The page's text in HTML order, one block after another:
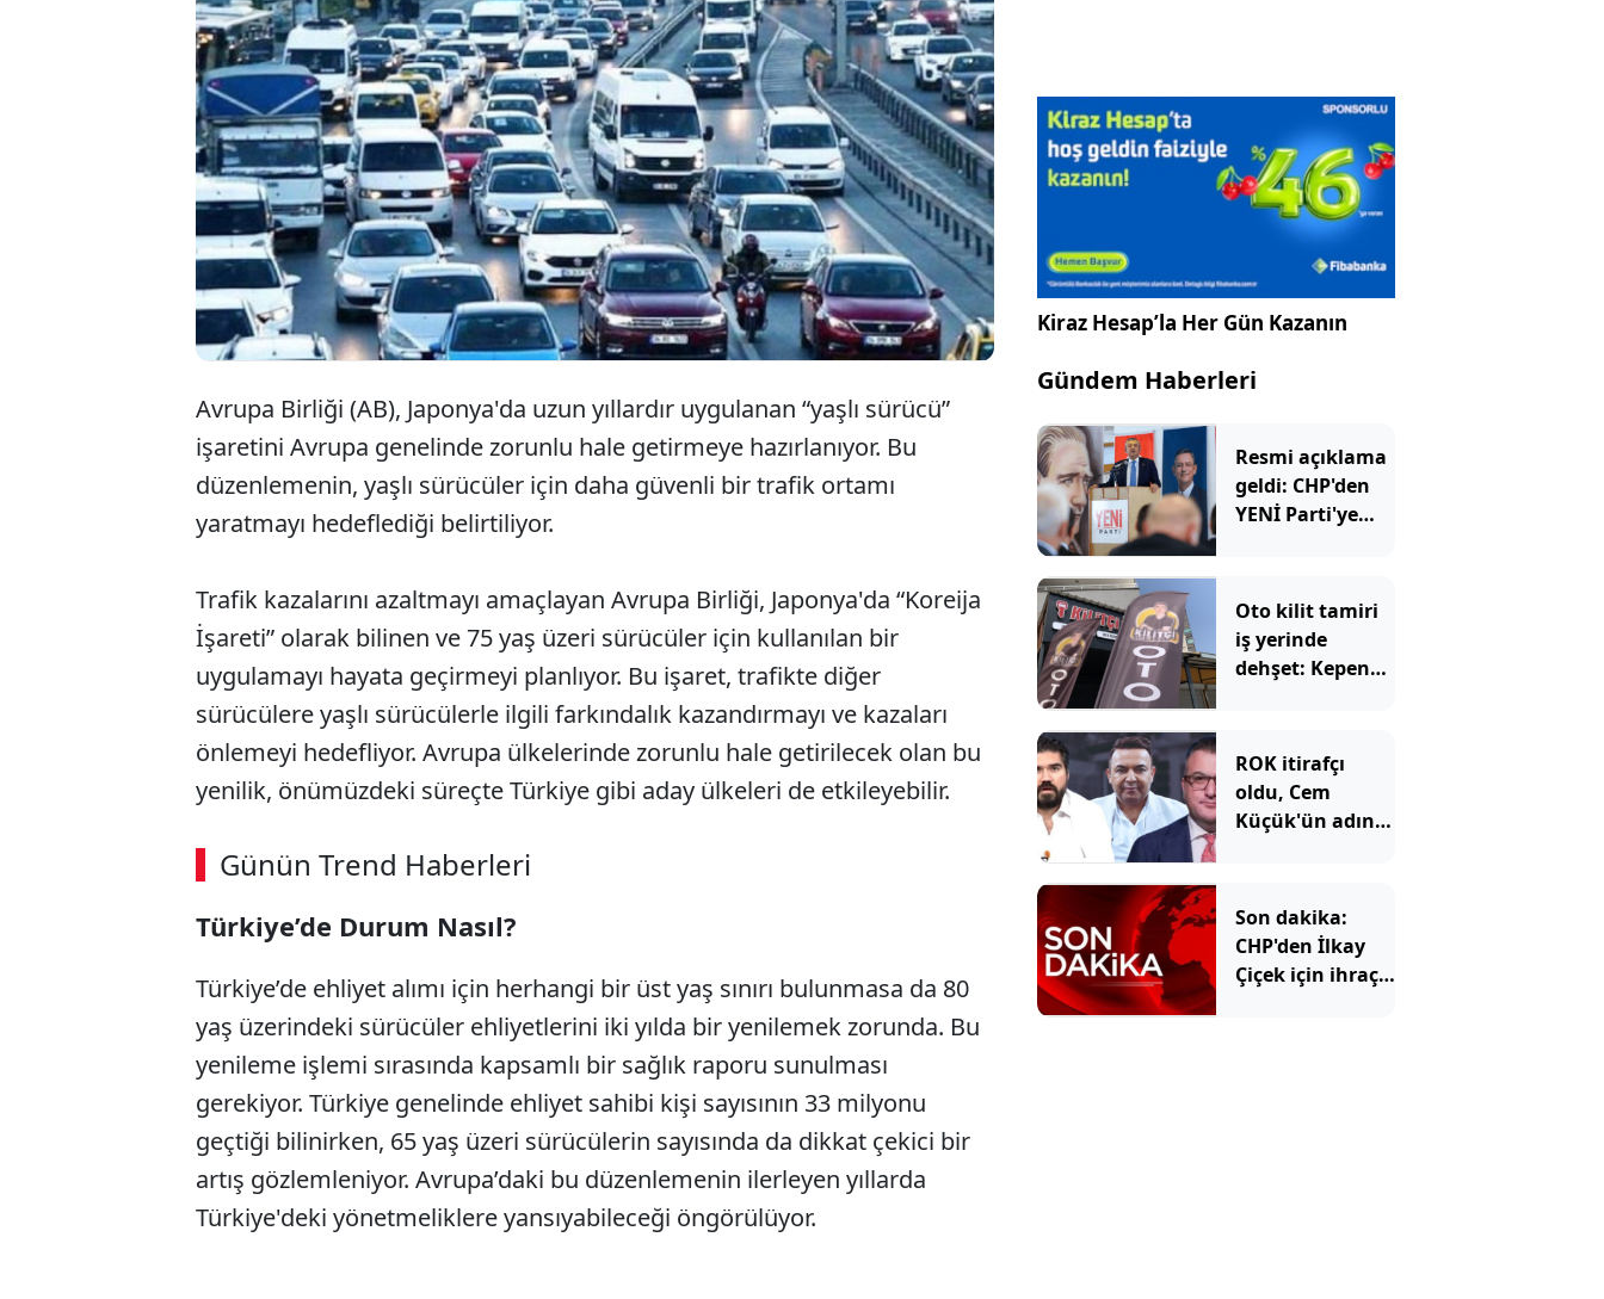
Avrupa Birliği, yaşlı sürücüler için yeni bir trafik düzenlemesine
hazırlanıyor. 70 yaşını dolduran sürücüler, ehliyetlerini yenilemek
için ek şartlarla karşılaşabilir. Bu düzenleme ile trafik güvenliğinin
artırılması hedefleniyor. Uygulamanın Türkiye'de de yaygınlaşacağı
belirtiliyor
Avrupa Birliği (AB), Japonya'da uzun yıllardır uygulanan “yaşlı sürücü”
işaretini Avrupa genelinde zorunlu hale getirmeye hazırlanıyor. Bu
düzenlemenin, yaşlı sürücüler için daha güvenli bir trafik ortamı
yaratmayı hedeflediği belirtiliyor.
Trafik kazalarını azaltmayı amaçlayan Avrupa Birliği, Japonya'da “Koreija
İşareti” olarak bilinen ve 75 yaş üzeri sürücüler için kullanılan bir
uygulamayı hayata geçirmeyi planlıyor. Bu işaret, trafikte diğer
sürücülere yaşlı sürücülerle ilgili farkındalık kazandırmayı ve kazaları
önlemeyi hedefliyor. Avrupa ülkelerinde zorunlu hale getirilecek olan bu
yenilik, önümüzdeki süreçte Türkiye gibi aday ülkeleri de etkileyebilir.
Günün Trend Haberleri
00:02 / 02:14
Türkiye’de Durum Nasıl?
Türkiye’de ehliyet alımı için herhangi bir üst yaş sınırı bulunmasa da 80
yaş üzerindeki sürücüler ehliyetlerini iki yılda bir yenilemek zorunda. Bu
yenileme işlemi sırasında kapsamlı bir sağlık raporu sunulması
gerekiyor. Türkiye genelinde ehliyet sahibi kişi sayısının 33 milyonu
geçtiği bilinirken, 65 yaş üzeri sürücülerin sayısında da dikkat çekici bir
artış gözlemleniyor. Avrupa’daki bu düzenlemenin ilerleyen yıllarda
Türkiye'deki yönetmeliklere yansıyabileceği öngörülüyor.
Kiraz Hesap’la Her Gün Kazanın
Gündem Haberleri
Resmi açıklama
geldi: CHP'den
YENİ Parti'ye
Oto kilit tamiri
iş yerinde
dehşet: Kepeng
ROK itirafçı
oldu, Cem
Küçük'ün adını
Son dakika:
CHP'den İlkay
Çiçek için ihraç